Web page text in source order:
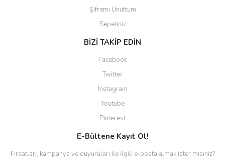
Şifremi Unuttum
Sepetiniz
BİZİ TAKİP EDİN
Facebook
Twitter
Instagram
Youtube
Pinterest
E-Bültene Kayıt Ol!
Fırsatları, kampanya ve duyuruları ile ilgili e-posta almak ister misiniz?